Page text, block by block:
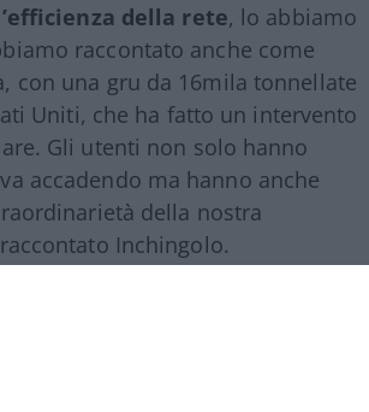
della rete, lo abbiamo
raccontato anche come
con una gru da 16mila tonnellate
Uniti, che ha fatto un intervento
Gli utenti non solo hanno
accadendo ma hanno anche
della nostra
Inchingolo.